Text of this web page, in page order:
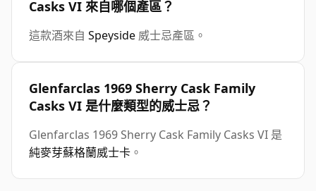
Casks VI 來自哪個產區？
這款酒來自 Speyside 威士忌產區。
Glenfarclas 1969 Sherry Cask Family
Casks VI 是什麼類型的威士忌？
Glenfarclas 1969 Sherry Cask Family Casks VI 是
純麥芽蘇格蘭威士卡 。